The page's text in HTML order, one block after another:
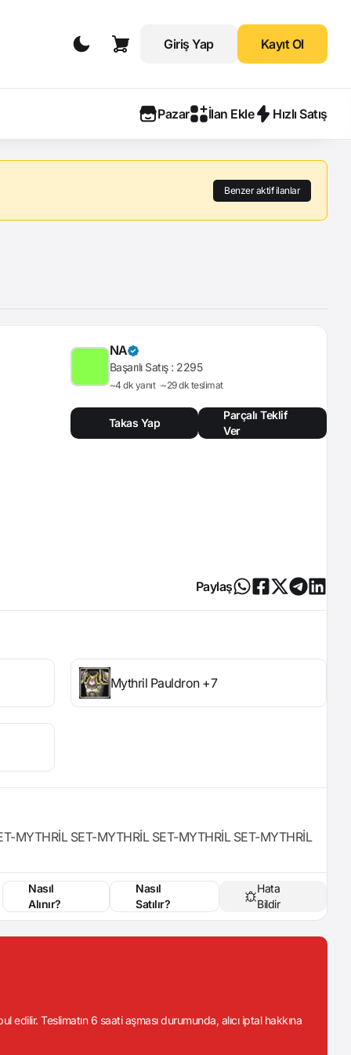
Giriş Yap Kayıt Ol
Pazar İlan Ekle Hızlı Satış
Benzer aktif ilanlar
NA
Başarılı Satış : 2295
~4 dk yanıt ~29 dk teslimat
Takas Yap
Parçalı Teklif
Ver
Paylaş
Mythril Pauldron +7
MYTHRİL SET-MYTHRİL SET-MYTHRİL SET-MYTHRİL
Nasıl
Alınır?
Nasıl
Satılır?
Hata
Bildir
Teslimatın 6 saati aşması durumunda, alıcı iptal hakkına